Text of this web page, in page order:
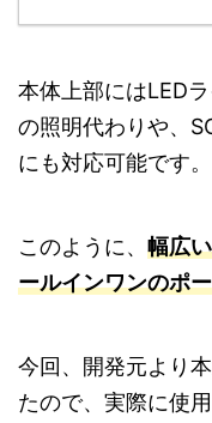
本体上部にはLED
の照明代わりや、
にも対応可能です。
このように、 幅広
ールインワンのポ
今回、開発元より
たので、実際に使